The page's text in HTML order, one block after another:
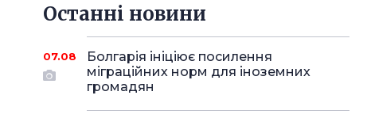
Останнi новини
07.08
Болгарія ініціює посилення
міграційних норм для іноземних
громадян